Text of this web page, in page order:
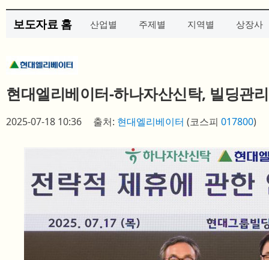
보도자료 홈 산업별 주제별 지역별 상장사
현대엘리베이터-하나자산신탁, 빌딩관리
2025-07-18 10:36 출처: 현대엘리베이터 (코스피 017800)